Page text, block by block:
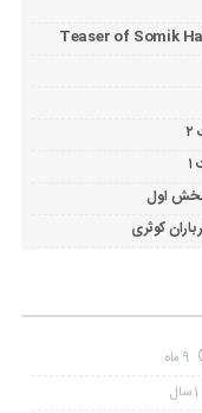
Teaser of Somik
بخش اول
کوثری
9 ماه